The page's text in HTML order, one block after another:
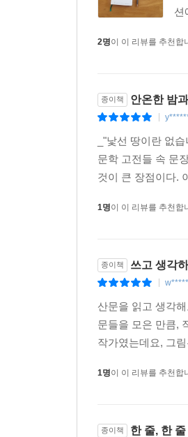
즐거운 마음으로 해
정서적 구분이기도 하
그리고 이렇게 나뉜
삶이 이뤄지는 시공간
우리가 인생이라는 길
행간마다 진지한 사유
션
2명이 이 리뷰를 추천합
종이책 안온한 밤
_"낯선 땅이란 없
문학 고전들 속 문
것이 큰 장점이다.
1명이 이 리뷰를 추천합
종이책 쓰고 생각
산문을 읽고 생각
문들을 모은 만큼,
작가였는데요, 그
1명이 이 리뷰를 추천합
종이책 한 줄, 한